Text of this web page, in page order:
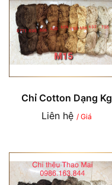
Chỉ Cotton Dạng Kg
Liên hệ / Giá